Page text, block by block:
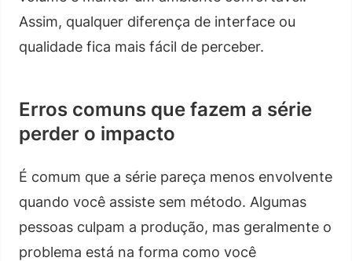
Assim, qualquer diferença de interface ou
qualidade fica mais fácil de perceber.
Erros comuns que fazem a série
perder o impacto
É comum que a série pareça menos envolvente
quando você assiste sem método. Algumas
pessoas culpam a produção, mas geralmente o
problema está na forma como você